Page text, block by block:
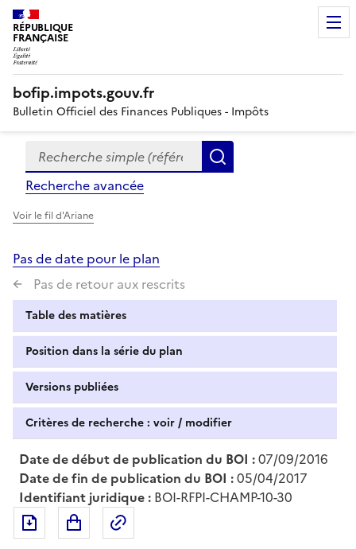
RÉPUBLIQUE
FRANÇAISE
bofip.impots.gouv.fr
Bulletin Officiel des Finances Publiques - Impôts
Formulaire
de
recherche
Recherche simple (références, mots clés, partie du
Recherche avancée
Voir le fil d'Ariane
Pas de date pour le plan
Pas de retour aux rescrits
Table des matières
Position dans la série du plan
Versions publiées
Critères de recherche : voir / modifier
Date de début de publication du BOI :07/09/2016
Date de fin de publication du BOI :05/04/2017
Identifiant juridique : BOI-RFPI-CHAMP-10-30
Exporter le document au format pdf